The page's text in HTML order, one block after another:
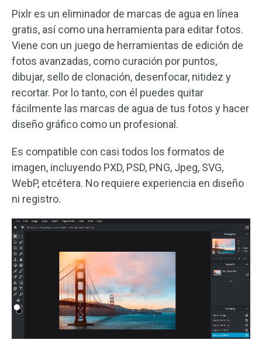
Pixlr es un eliminador de marcas de agua en línea
gratis, así como una herramienta para editar fotos.
Viene con un juego de herramientas de edición de
fotos avanzadas, como curación por puntos,
dibujar, sello de clonación, desenfocar, nitidez y
recortar. Por lo tanto, con él puedes quitar
fácilmente las marcas de agua de tus fotos y hacer
diseño gráfico como un profesional.
Es compatible con casi todos los formatos de
imagen, incluyendo PXD, PSD, PNG, Jpeg, SVG,
WebP, etcétera. No requiere experiencia en diseño
ni registro.